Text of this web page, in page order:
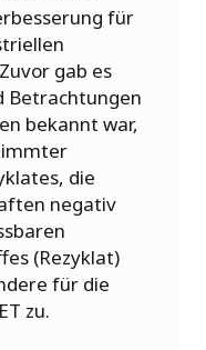
für
gab es
Betrachtungen
bekannt war,
die
negativ
(Rezyklat)
für die
zu.